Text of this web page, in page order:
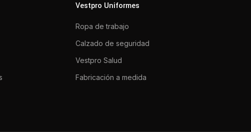
Vestpro Uniformes
Ropa de trabajo
Calzado de seguridad
Vestpro Salud
Fabricación a medida